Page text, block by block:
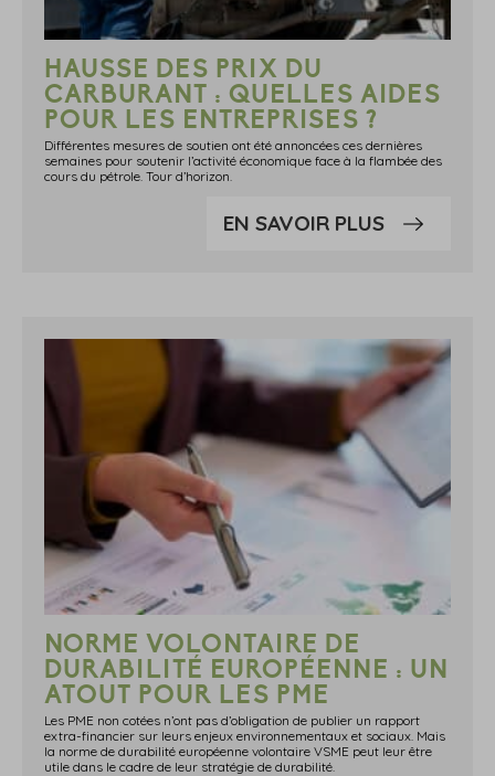
HAUSSE DES PRIX DU
CARBURANT : QUELLES AIDES
POUR LES ENTREPRISES ?
Différentes mesures de soutien ont été annoncées ces dernières
semaines pour soutenir l’activité économique face à la flambée des
cours du pétrole. Tour d’horizon.
EN SAVOIR PLUS
NORME VOLONTAIRE DE
DURABILITÉ EUROPÉENNE : UN
ATOUT POUR LES PME
Les PME non cotées n’ont pas d’obligation de publier un rapport
extra-financier sur leurs enjeux environnementaux et sociaux. Mais
la norme de durabilité européenne volontaire VSME peut leur être
utile dans le cadre de leur stratégie de durabilité.